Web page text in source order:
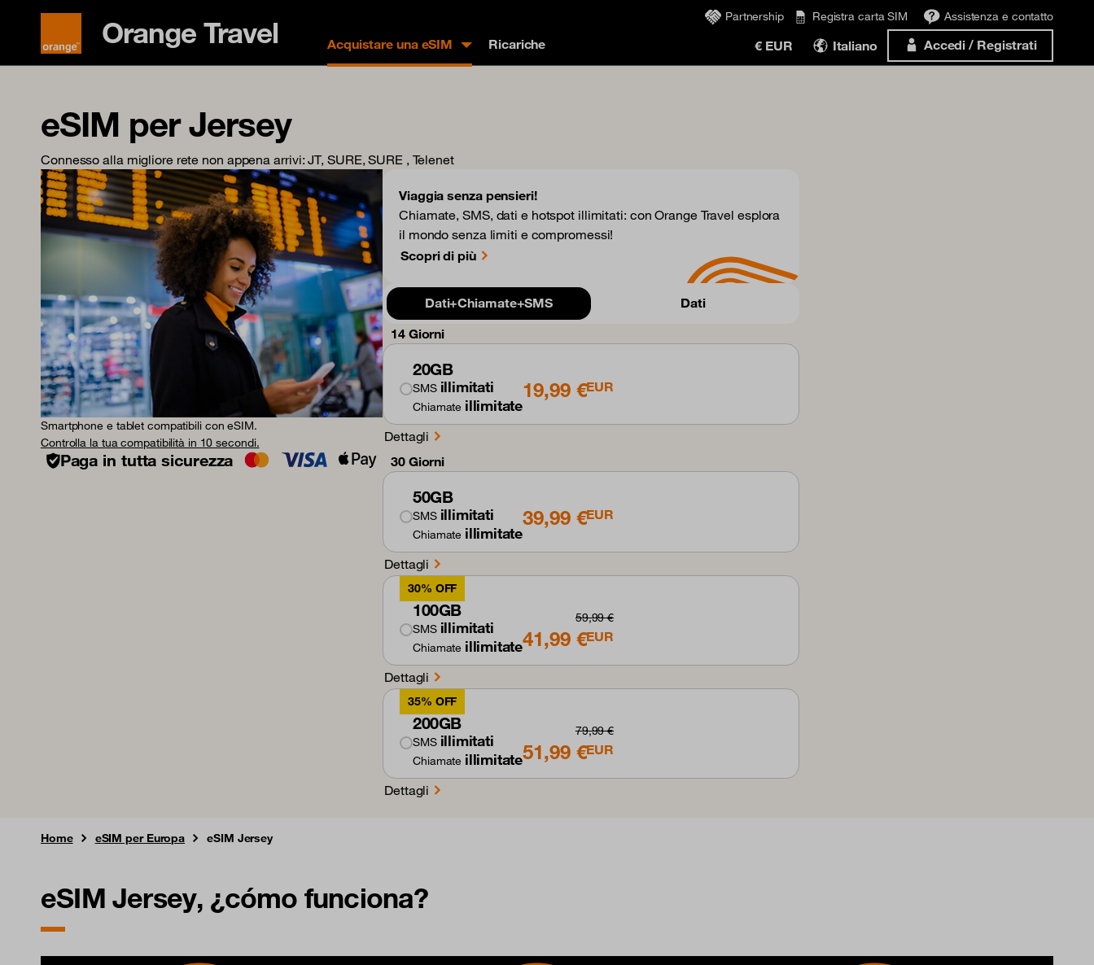
Orange Travel Acquistare una eSIM Ricariche
Partnership Registra carta SIM Assistenza e contatto
€ EUR Italiano Accedi / Registrati
eSIM per Jersey
Connesso alla migliore rete non appena arrivi: JT, SURE, SURE , Telenet
Smartphone e tablet compatibili con eSIM.
Controlla la tua compatibilità in 10 secondi.
Paga in tutta sicurezza
Viaggia senza pensieri!
Chiamate, SMS, dati e hotspot illimitati: con Orange Travel esplora
il mondo senza limiti e compromessi!
Scopri di più
Dati+Chiamate+SMS
Dati
14 Giorni
20GB
SMS illimitati
Chiamate illimitate
19,99 €EUR
Dettagli
30 Giorni
50GB
SMS illimitati
Chiamate illimitate
39,99 €EUR
Dettagli
30% OFF
100GB
SMS illimitati
Chiamate illimitate
59,99 €
41,99 €EUR
Dettagli
35% OFF
200GB
SMS illimitati
Chiamate illimitate
79,99 €
51,99 €EUR
Dettagli
Home eSIM per Europa eSIM Jersey
eSIM Jersey, ¿cómo funciona?